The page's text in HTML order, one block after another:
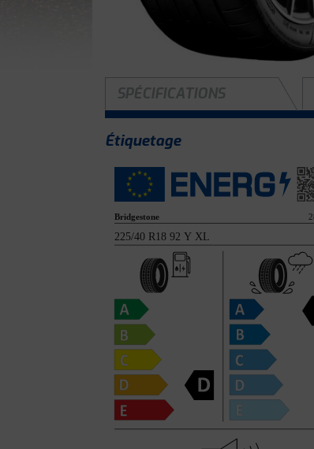
SPÉCIFICATIONS
Étiquetage